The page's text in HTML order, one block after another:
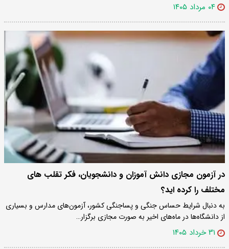
۰۴ مرداد ۱۴۰۵
در آزمون مجازی دانش آموزان و دانشجویان، فکر تقلب های
مختلف را کرده اید؟
به دنبال شرایط حساس جنگی و پساجنگی کشور، آزمون‌های مدارس و بسیاری
از دانشگاه‌ها در ماه‌های اخیر به صورت مجازی برگزار…
۳۱ خرداد ۱۴۰۵